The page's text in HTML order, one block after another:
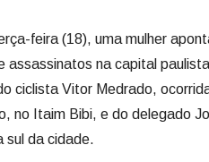
feira (18), uma mulher
assassinatos na capital
ciclista Vitor Medrado,
no Itaim Bibi, e do delegado
sul da cidade.